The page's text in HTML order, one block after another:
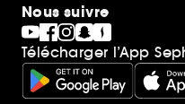
Nous suivre
Télécharger l’App